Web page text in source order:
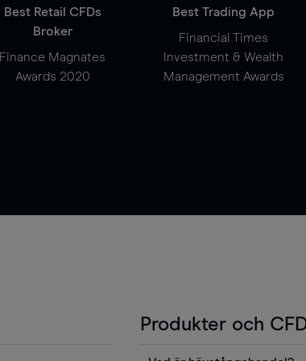
Best Retail CFDs
Broker
Finance Magnates
Awards 2020
Best Trading App
Financial Times
Investment & Wealth
Management Awards
Produkter och